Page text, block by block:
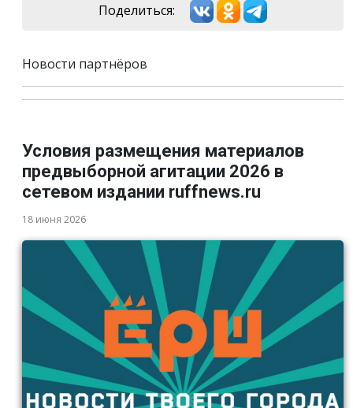
Поделиться:
Новости партнёров
Условия размещения материалов
предвыборной агитации 2026 в
сетевом издании ruffnews.ru
18 июня 2026